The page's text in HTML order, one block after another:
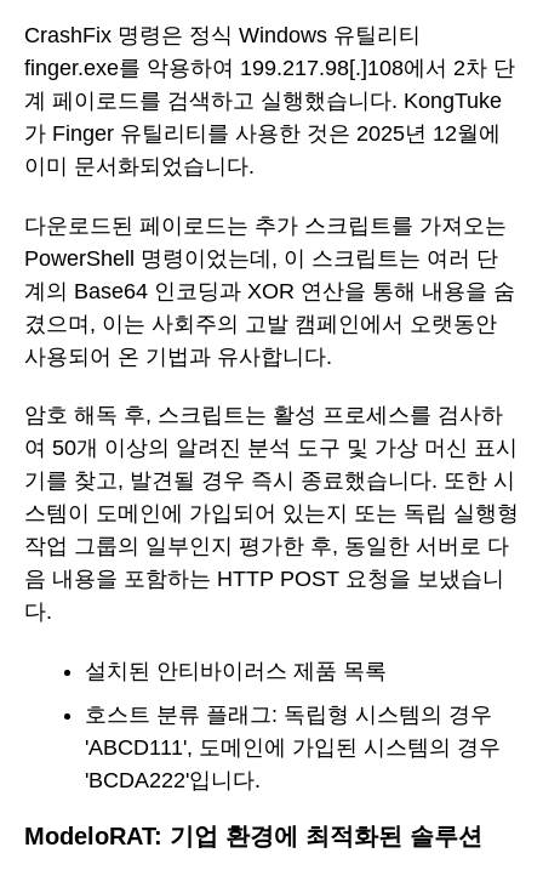
CrashFix 명령은 정식 Windows 유틸리티
finger.exe를 악용하여 199.217.98[.]108에서 2차 단
계 페이로드를 검색하고 실행했습니다. KongTuke
가 Finger 유틸리티를 사용한 것은 2025년 12월에
이미 문서화되었습니다.
다운로드된 페이로드는 추가 스크립트를 가져오는
PowerShell 명령이었는데, 이 스크립트는 여러 단
계의 Base64 인코딩과 XOR 연산을 통해 내용을 숨
겼으며, 이는 사회주의 고발 캠페인에서 오랫동안
사용되어 온 기법과 유사합니다.
암호 해독 후, 스크립트는 활성 프로세스를 검사하
여 50개 이상의 알려진 분석 도구 및 가상 머신 표시
기를 찾고, 발견될 경우 즉시 종료했습니다. 또한 시
스템이 도메인에 가입되어 있는지 또는 독립 실행형
작업 그룹의 일부인지 평가한 후, 동일한 서버로 다
음 내용을 포함하는 HTTP POST 요청을 보냈습니
다.
설치된 안티바이러스 제품 목록
호스트 분류 플래그: 독립형 시스템의 경우
'ABCD111', 도메인에 가입된 시스템의 경우
'BCDA222'입니다.
ModeloRAT: 기업 환경에 최적화된 솔루션